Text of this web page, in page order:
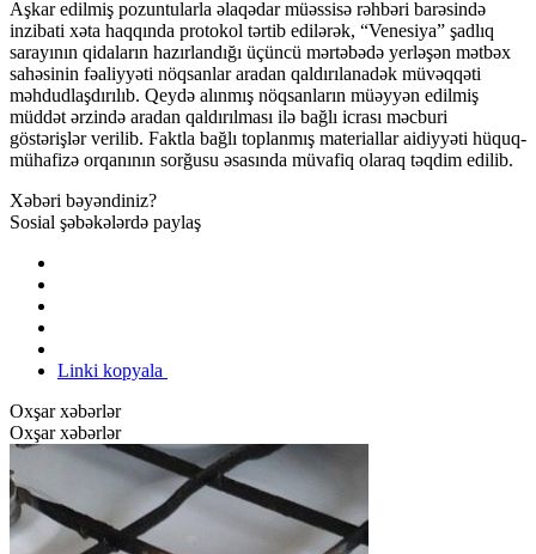
Aşkar edilmiş pozuntularla əlaqədar müəssisə rəhbəri barəsində
inzibati xəta haqqında protokol tərtib edilərək, “Venesiya” şadlıq
sarayının qidaların hazırlandığı üçüncü mərtəbədə yerləşən mətbəx
sahəsinin fəaliyyəti nöqsanlar aradan qaldırılanadək müvəqqəti
məhdudlaşdırılıb. Qeydə alınmış nöqsanların müəyyən edilmiş
müddət ərzində aradan qaldırılması ilə bağlı icrası məcburi
göstərişlər verilib. Faktla bağlı toplanmış materiallar aidiyyəti hüquq-
mühafizə orqanının sorğusu əsasında müvafiq olaraq təqdim edilib.
Xəbəri bəyəndiniz?
Sosial şəbəkələrdə paylaş
Linki kopyala
Oxşar xəbərlər
Oxşar xəbərlər